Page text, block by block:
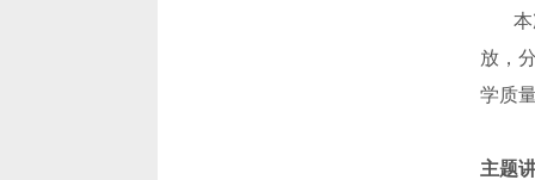
本次
放，
学质
主题